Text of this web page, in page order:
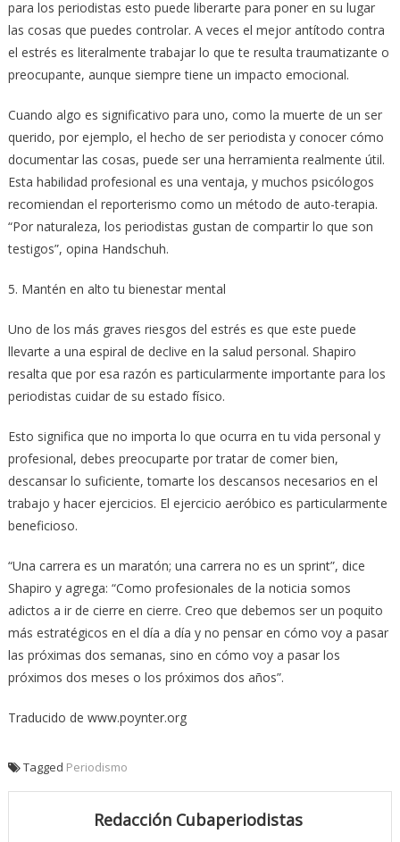
para los periodistas esto puede liberarte para poner en su lugar
las cosas que puedes controlar. A veces el mejor antítodo contra
el estrés es literalmente trabajar lo que te resulta traumatizante o
preocupante, aunque siempre tiene un impacto emocional.
Cuando algo es significativo para uno, como la muerte de un ser
querido, por ejemplo, el hecho de ser periodista y conocer cómo
documentar las cosas, puede ser una herramienta realmente útil.
Esta habilidad profesional es una ventaja, y muchos psicólogos
recomiendan el reporterismo como un método de auto-terapia.
“Por naturaleza, los periodistas gustan de compartir lo que son
testigos”, opina Handschuh.
5. Mantén en alto tu bienestar mental
Uno de los más graves riesgos del estrés es que este puede
llevarte a una espiral de declive en la salud personal. Shapiro
resalta que por esa razón es particularmente importante para los
periodistas cuidar de su estado físico.
Esto significa que no importa lo que ocurra en tu vida personal y
profesional, debes preocuparte por tratar de comer bien,
descansar lo suficiente, tomarte los descansos necesarios en el
trabajo y hacer ejercicios. El ejercicio aeróbico es particularmente
beneficioso.
“Una carrera es un maratón; una carrera no es un sprint”, dice
Shapiro y agrega: “Como profesionales de la noticia somos
adictos a ir de cierre en cierre. Creo que debemos ser un poquito
más estratégicos en el día a día y no pensar en cómo voy a pasar
las próximas dos semanas, sino en cómo voy a pasar los
próximos dos meses o los próximos dos años”.
Traducido de www.poynter.org
Tagged Periodismo
Redacción Cubaperiodistas